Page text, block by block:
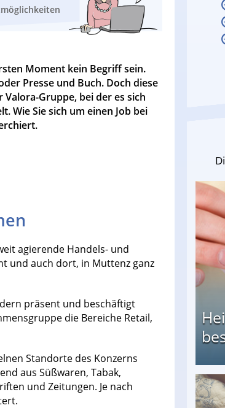
Moment kein Begriff sein.
Presse und Buch. Doch diese
Gruppe, bei der es sich
Wie Sie sich um einen Job bei
agierende Handels- und
und auch dort, in Muttenz ganz
präsent und beschäftigt
die Bereiche Retail,
Standorte des Konzerns
aus Süßwaren, Tabak,
und Zeitungen. Je nach
ohne PC: Die besten Heimarbeiten